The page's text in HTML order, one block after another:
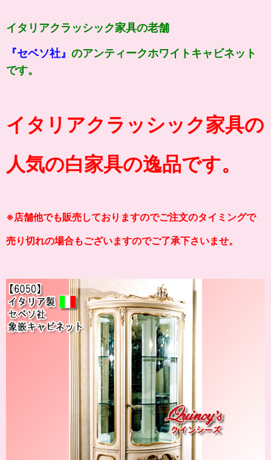
イタリアクラッシック家具の老舗
『セベソ社』 のアンティークホワイトキャビネット
です。
イタリアクラッシック家具の
人気の白家具の逸品です。
※店舗他でも販売しておりますのでご注文のタイミングで
売り切れの場合もございますのでご了承下さいませ。